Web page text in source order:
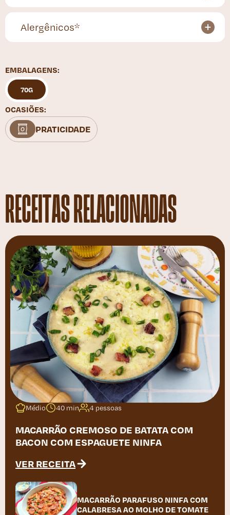
Alergênicos*
EMBALAGENS:
70G
OCASIÕES:
PRATICIDADE
RECEITAS RELACIONADAS
Médio 40 min 4 pessoas
MACARRÃO CREMOSO DE BATATA COM
BACON COM ESPAGUETE NINFA
VER RECEITA
MACARRÃO PARAFUSO NINFA COM
CALABRESA AO MOLHO DE TOMATE